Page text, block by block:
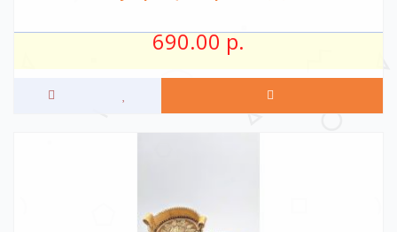
690.00 р.